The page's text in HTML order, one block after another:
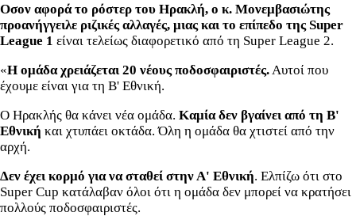
Οσον αφορά το ρόστερ του Ηρακλή, ο κ. Μονεμβασιώτης
προανήγγειλε ριζικές αλλαγές, μιας και το επίπεδο της Super
League 1 είναι τελείως διαφορετικό από τη Super League 2.
«Η ομάδα χρειάζεται 20 νέους ποδοσφαιριστές.Αυτοί που
έχουμε είναι για τη Β' Εθνική.
Ο Ηρακλής θα κάνει νέα ομάδα. Καμία δεν βγαίνει από τη Β'
Εθνική και χτυπάει οκτάδα. Όλη η ομάδα θα χτιστεί από την
αρχή.
Δεν έχει κορμό για να σταθεί στην Α' Εθνική. Ελπίζω ότι στο
Super Cup κατάλαβαν όλοι ότι η ομάδα δεν μπορεί να κρατήσει
πολλούς ποδοσφαιριστές.